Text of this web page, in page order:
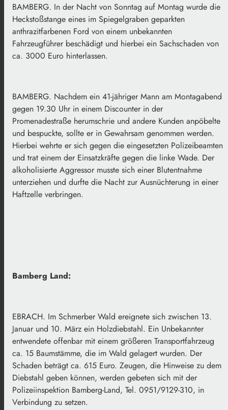
BAMBERG. In der Nacht von Sonntag auf Montag wurde die
Heckstoßstange eines im Spiegelgraben geparkten
anthrazitfarbenen Ford von einem unbekannten
Fahrzeugführer beschädigt und hierbei ein Sachschaden von
ca. 3000 Euro hinterlassen.
BAMBERG. Nachdem ein 41-jähriger Mann am Montagabend
gegen 19.30 Uhr in einem Discounter in der
Promenadestraße herumschrie und andere Kunden anpöbelte
und bespuckte, sollte er in Gewahrsam genommen werden.
Hierbei wehrte er sich gegen die eingesetzten Polizeibeamten
und trat einem der Einsatzkräfte gegen die linke Wade. Der
alkoholisierte Aggressor musste sich einer Blutentnahme
unterziehen und durfte die Nacht zur Ausnüchterung in einer
Haftzelle verbringen.
Bamberg Land:
EBRACH. Im Schmerber Wald ereignete sich zwischen 13.
Januar und 10. März ein Holzdiebstahl. Ein Unbekannter
entwendete offenbar mit einem größeren Transportfahrzeug
ca. 15 Baumstämme, die im Wald gelagert wurden. Der
Schaden beträgt ca. 615 Euro. Zeugen, die Hinweise zu dem
Diebstahl geben können, werden gebeten sich mit der
Polizeiinspektion Bamberg-Land, Tel. 0951/9129-310, in
Verbindung zu setzen.